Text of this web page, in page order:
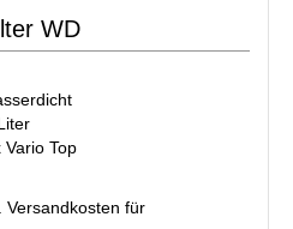
WD
Top
Versandkosten für